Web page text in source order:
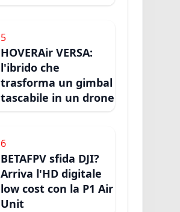
5
HOVERAir VERSA:
l'ibrido che
trasforma un gimbal
tascabile in un drone
6
BETAFPV sfida DJI?
Arriva l'HD digitale
low cost con la P1 Air
Unit